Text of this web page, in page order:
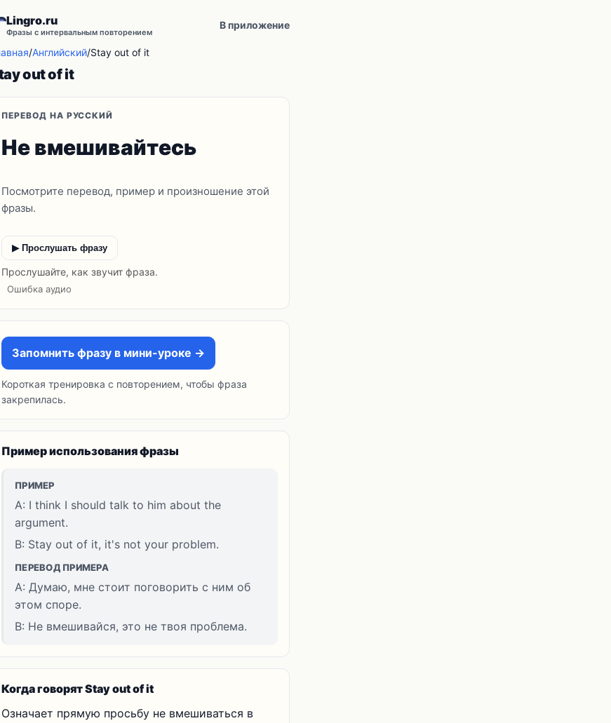
Lingro.ru
Фразы с интервальным повторением
В приложение
/Английский/Stay out of it
out of it
ПЕРЕВОД НА РУССКИЙ
Не вмешивайтесь
Посмотрите перевод, пример и произношение этой
фразы.
▶ Прослушать фразу
Прослушайте, как звучит фраза.
Ошибка аудио
Запомнить фразу в мини-уроке →
Короткая тренировка с повторением, чтобы фраза
закрепилась.
Пример использования фразы
ПРИМЕР
A: I think I should talk to him about the
argument.
B: Stay out of it, it's not your problem.
ПЕРЕВОД ПРИМЕРА
A: Думаю, мне стоит поговорить с ним об
этом споре.
B: Не вмешивайся, это не твоя проблема.
Когда говорят Stay out of it
Означает прямую просьбу не вмешиваться в